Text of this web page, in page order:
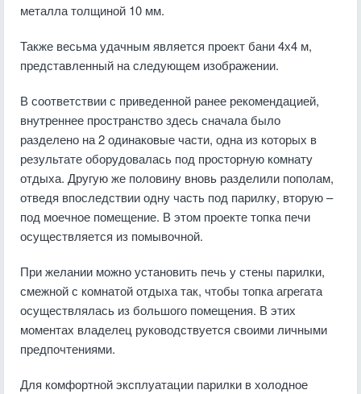
металла толщиной 10 мм.
Также весьма удачным является проект бани 4х4 м,
представленный на следующем изображении.
В соответствии с приведенной ранее рекомендацией,
внутреннее пространство здесь сначала было
разделено на 2 одинаковые части, одна из которых в
результате оборудовалась под просторную комнату
отдыха. Другую же половину вновь разделили пополам,
отведя впоследствии одну часть под парилку, вторую –
под моечное помещение. В этом проекте топка печи
осуществляется из помывочной.
При желании можно установить печь у стены парилки,
смежной с комнатой отдыха так, чтобы топка агрегата
осуществлялась из большого помещения. В этих
моментах владелец руководствуется своими личными
предпочтениями.
Для комфортной эксплуатации парилки в холодное